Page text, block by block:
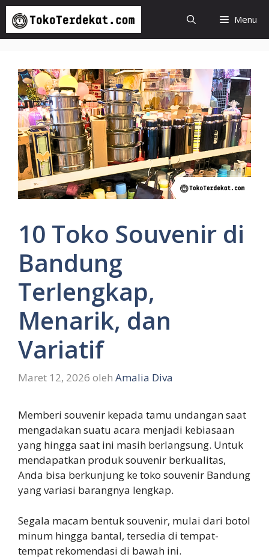
Langsung
isi
Menu
10 Toko Souvenir di
Bandung
Terlengkap,
Menarik, dan
Variatif
Maret 12, 2026 oleh Amalia Diva
Memberi souvenir kepada tamu undangan saat
mengadakan suatu acara menjadi kebiasaan
yang hingga saat ini masih berlangsung. Untuk
mendapatkan produk souvenir berkualitas,
Anda bisa berkunjung ke toko souvenir Bandung
yang variasi barangnya lengkap.
Segala macam bentuk souvenir, mulai dari botol
minum hingga bantal, tersedia di tempat-
tempat rekomendasi di bawah ini.